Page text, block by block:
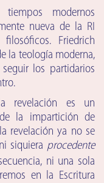
modernos
nueva de la RI
Friedrich
la teología moderna,
los partidarios
revelación es un
la impartición de
revelación ya no se
siquiera procedente
ni una sola
en la Escritura